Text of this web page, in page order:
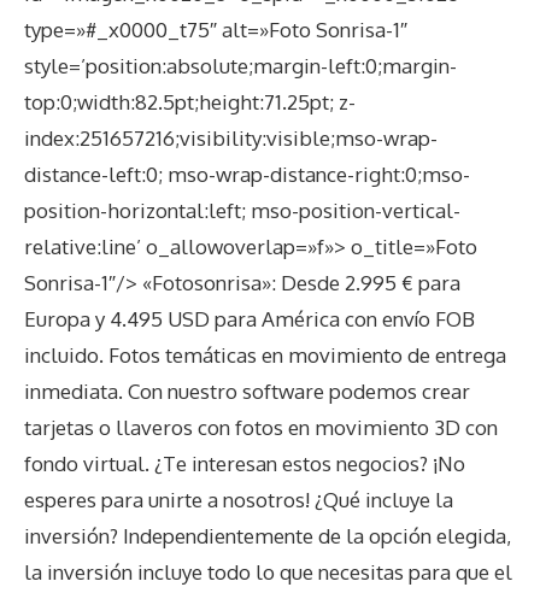
type=»#_x0000_t75″ alt=»Foto Sonrisa-1″
style=’position:absolute;margin-left:0;margin-
top:0;width:82.5pt;height:71.25pt; z-
index:251657216;visibility:visible;mso-wrap-
distance-left:0; mso-wrap-distance-right:0;mso-
position-horizontal:left; mso-position-vertical-
relative:line’ o_allowoverlap=»f»> o_title=»Foto
Sonrisa-1″/> «Fotosonrisa»: Desde 2.995 € para
Europa y 4.495 USD para América con envío FOB
incluido. Fotos temáticas en movimiento de entrega
inmediata. Con nuestro software podemos crear
tarjetas o llaveros con fotos en movimiento 3D con
fondo virtual. ¿Te interesan estos negocios? ¡No
esperes para unirte a nosotros! ¿Qué incluye la
inversión? Independientemente de la opción elegida,
la inversión incluye todo lo que necesitas para que el